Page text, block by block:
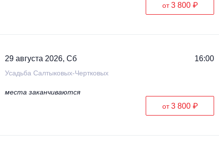
от3 800 ₽
29 августа 2026, Сб 16:00
Усадьба Салтыковых-Чертковых
места заканчиваются
от3 800 ₽